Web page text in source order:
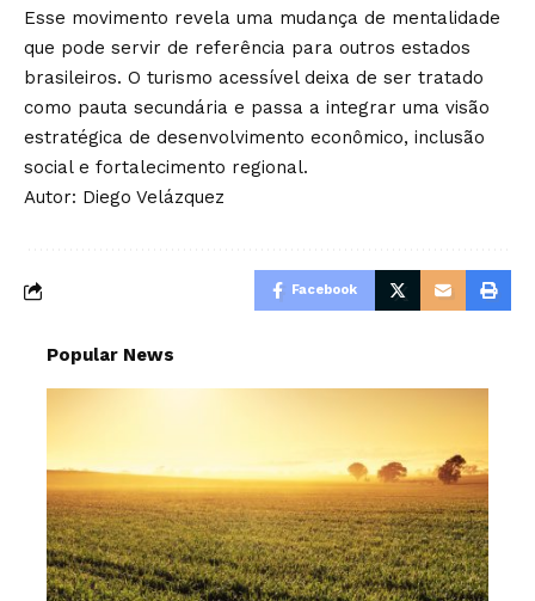
Esse movimento revela uma mudança de mentalidade
que pode servir de referência para outros estados
brasileiros. O turismo acessível deixa de ser tratado
como pauta secundária e passa a integrar uma visão
estratégica de desenvolvimento econômico, inclusão
social e fortalecimento regional.
Autor: Diego Velázquez
Facebook
Popular News